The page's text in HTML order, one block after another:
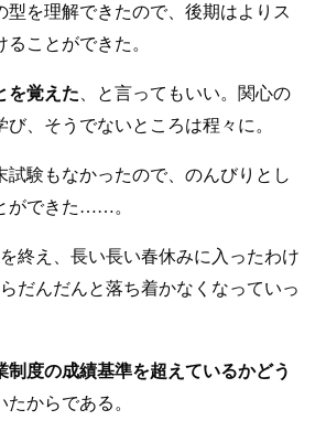
型を理解できたので、後期はよりス
ことができた。
を覚えた、と言ってもいい。関心の
、そうでないところは程々に。
試験もなかったので、のんびりとし
ができた……。
終え、長い長い春休みに入ったわけ
だんだんと落ち着かなくなっていっ
制度の成績基準を超えているかどう
たからである。